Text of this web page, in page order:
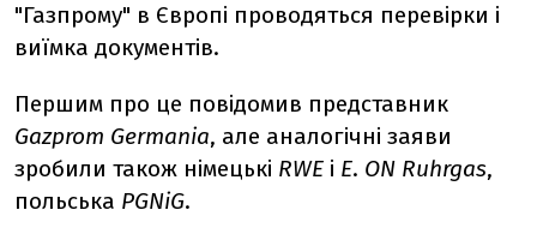
"Газпрому" в Європі проводяться перевірки і
виїмка документів.
Першим про це повідомив представник
Gazprom Germania, але аналогічні заяви
зробили також німецькі RWE і E. ON Ruhrgas,
польська PGNiG.